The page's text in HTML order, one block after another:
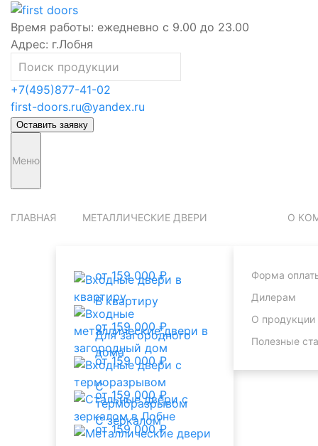
Время работы: ежедневно с 9.00 до 23.00
Адрес: г.Лобня
+7(495)877-41-02
first-doors.ru@yandex.ru
Оставить заявку
Меню
ГЛАВНАЯ МЕТАЛЛИЧЕСКИЕ ДВЕРИ
В квартиру
от 159 000 ₽
Для загородного
дома
от 159 000 ₽
С
терморазрывом
от 159 000 ₽
С зеркалом
от 159 000 ₽
от 159 000 ₽
О
Форма
Дилерам
О продукции
Полезные